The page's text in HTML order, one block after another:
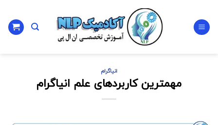
content
انیاگرام
مهمترین کاربردهای علم انیاگرام